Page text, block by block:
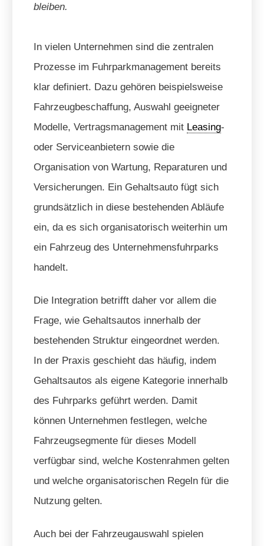
bleiben.
In vielen Unternehmen sind die zentralen
Prozesse im Fuhrparkmanagement bereits
klar definiert. Dazu gehören beispielsweise
Fahrzeugbeschaffung, Auswahl geeigneter
Modelle, Vertragsmanagement mit Leasing-
oder Serviceanbietern sowie die
Organisation von Wartung, Reparaturen und
Versicherungen. Ein Gehaltsauto fügt sich
grundsätzlich in diese bestehenden Abläufe
ein, da es sich organisatorisch weiterhin um
ein Fahrzeug des Unternehmensfuhrparks
handelt.
Die Integration betrifft daher vor allem die
Frage, wie Gehaltsautos innerhalb der
bestehenden Struktur eingeordnet werden.
In der Praxis geschieht das häufig, indem
Gehaltsautos als eigene Kategorie innerhalb
des Fuhrparks geführt werden. Damit
können Unternehmen festlegen, welche
Fahrzeugsegmente für dieses Modell
verfügbar sind, welche Kostenrahmen gelten
und welche organisatorischen Regeln für die
Nutzung gelten.
Auch bei der Fahrzeugauswahl spielen